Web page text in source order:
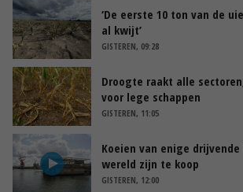
‘De eerste 10 ton van de
al kwijt’
GISTEREN, 09:28
Droogte raakt alle
voor lege schappen
GISTEREN, 11:05
Koeien van enige
wereld zijn te koop
GISTEREN, 12:00